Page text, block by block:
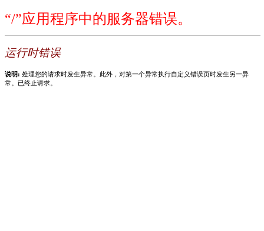
“/”应用程序中的服务器错误。
运行时错误
说明: 处理您的请求时发生异常。此外，对第一个异常执行自定义错误页时发生另一异
常。已终止请求。